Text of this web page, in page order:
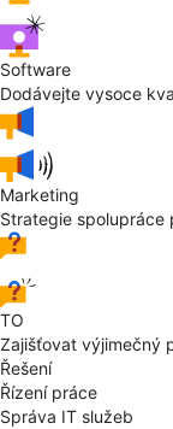
Software
Dodávejte vysoce
Marketing
Strategie spolupráce
TO
Zajišťovat výjimečný
Řešení
Řízení práce
Správa IT služeb